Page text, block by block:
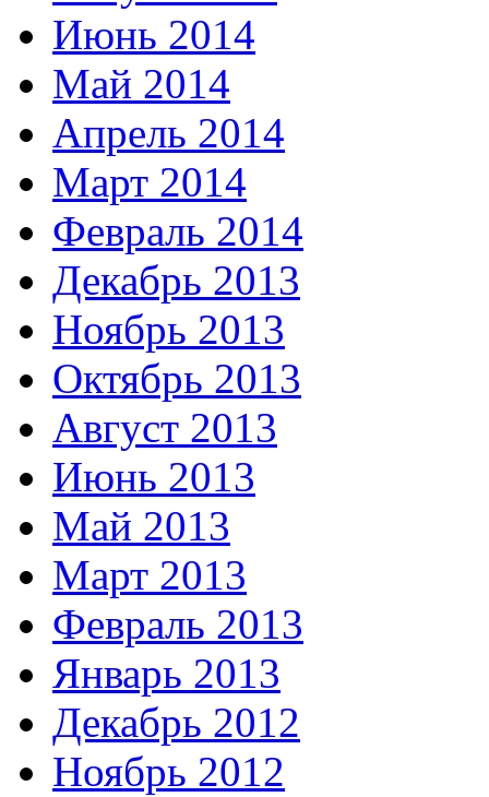
Июнь 2014
Май 2014
Апрель 2014
Март 2014
Февраль 2014
Декабрь 2013
Ноябрь 2013
Октябрь 2013
Август 2013
Июнь 2013
Май 2013
Март 2013
Февраль 2013
Январь 2013
Декабрь 2012
Ноябрь 2012